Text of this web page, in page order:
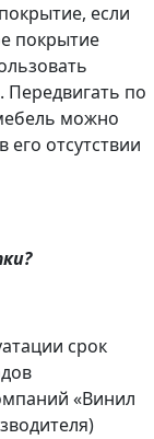
если
покрытие
по
можно
его отсутствии
срок
«Винил